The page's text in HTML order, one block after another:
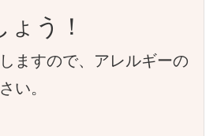
う！
ますので、アレルギーの
い。